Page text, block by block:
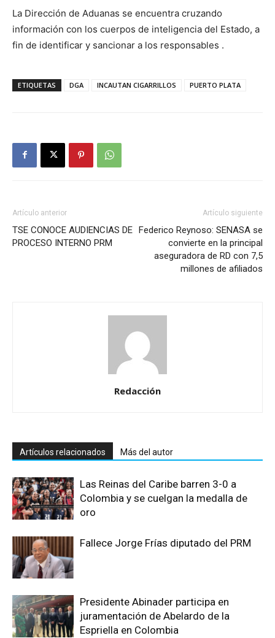
La Dirección de Aduanas se encuentra cruzando
información con los cuerpos de inteligencia del Estado, a
fin de identificar y sancionar a los responsables .
ETIQUETAS DGA INCAUTAN CIGARRILLOS PUERTO PLATA
Artículo anterior
TSE CONOCE AUDIENCIAS DE
PROCESO INTERNO PRM
Artículo siguiente
Federico Reynoso: SENASA se
convierte en la principal
aseguradora de RD con 7,5
millones de afiliados
Redacción
Artículos relacionados Más del autor
Las Reinas del Caribe barren 3-0 a
Colombia y se cuelgan la medalla de
oro
Fallece Jorge Frías diputado del PRM
Presidente Abinader participa en
juramentación de Abelardo de la
Espriella en Colombia